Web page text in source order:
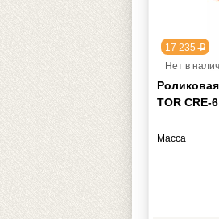
17 235p
Нет в
TOR CRE-
Масса